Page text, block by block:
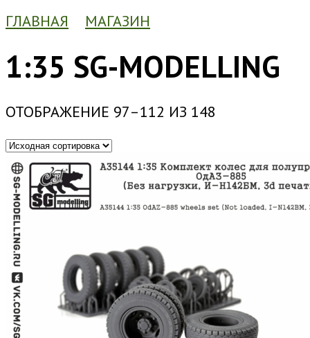
ГЛАВНАЯ
МАГАЗИН
1:35 SG-MODELLING
ОТОБРАЖЕНИЕ 97–112 ИЗ 148